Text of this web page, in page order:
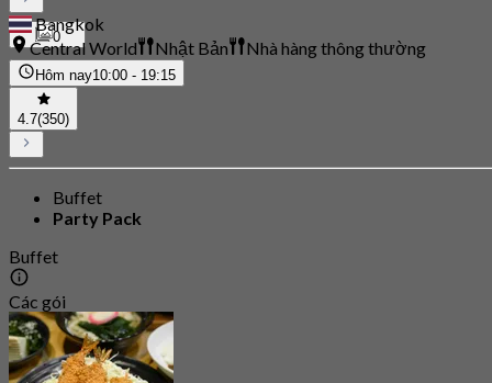
0
Bangkok
Central World
Nhật Bản Nhà hàng thông thường
Hôm nay10:00 - 19:15
4.7(350)
Buffet
Party Pack
Buffet
Các gói